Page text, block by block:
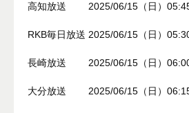
高知放送 2025/06/15（日）
RKB毎日放送 2025/06/15（日）
長崎放送 2025/06/15（日）
大分放送 2025/06/15（日）